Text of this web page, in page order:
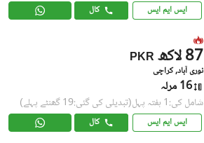
ایس ایم ایس کال
PKR 87 لاکھ
نوری آباد, کراچی
16 مرلہ
شامل کی:1 ہفتہ پہل (تبدیلی کی گئی:19 گھنٹے پہلے)
ایس ایم ایس کال